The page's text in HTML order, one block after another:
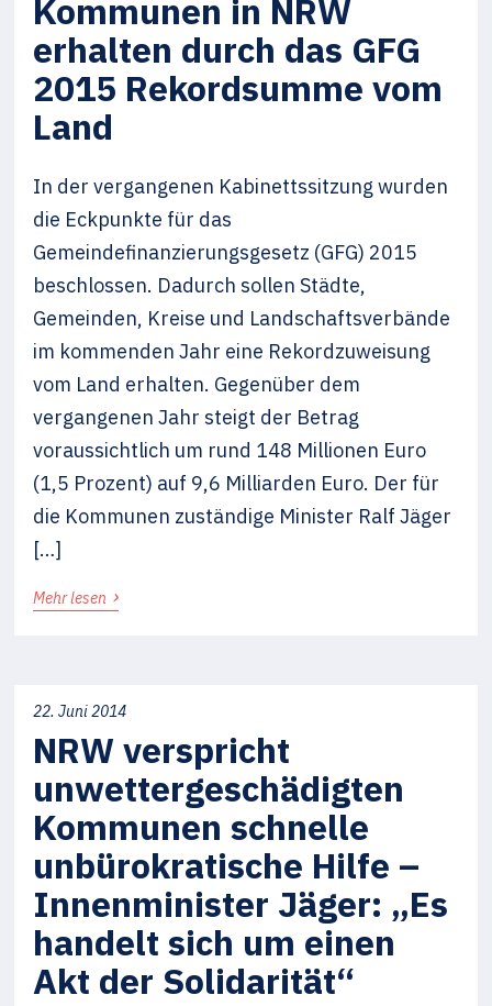
Kommunen in NRW
erhalten durch das GFG
2015 Rekordsumme vom
Land
In der vergangenen Kabinettssitzung wurden
die Eckpunkte für das
Gemeindefinanzierungsgesetz (GFG) 2015
beschlossen. Dadurch sollen Städte,
Gemeinden, Kreise und Landschaftsverbände
im kommenden Jahr eine Rekordzuweisung
vom Land erhalten. Gegenüber dem
vergangenen Jahr steigt der Betrag
voraussichtlich um rund 148 Millionen Euro
(1,5 Prozent) auf 9,6 Milliarden Euro. Der für
die Kommunen zuständige Minister Ralf Jäger
[…]
Mehr lesen ›
22. Juni 2014
NRW verspricht
unwettergeschädigten
Kommunen schnelle
unbürokratische Hilfe –
Innenminister Jäger: „Es
handelt sich um einen
Akt der Solidarität“